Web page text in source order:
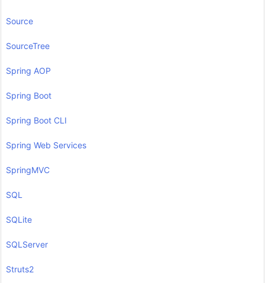
Source
SourceTree
Spring AOP
Spring Boot
Spring Boot CLI
Spring Web Services
SpringMVC
SQL
SQLite
SQLServer
Struts2